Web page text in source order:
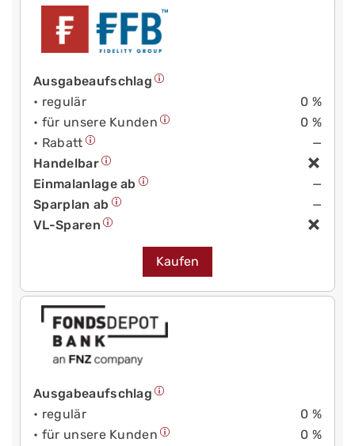
Ausgabeaufschlag
• regulär
0 %
• für unsere Kunden
0 %
• Rabatt
—
Handelbar
Einmalanlage ab
—
Sparplan ab
—
VL-Sparen
Kaufen
Ausgabeaufschlag
• regulär
0 %
• für unsere Kunden
0 %